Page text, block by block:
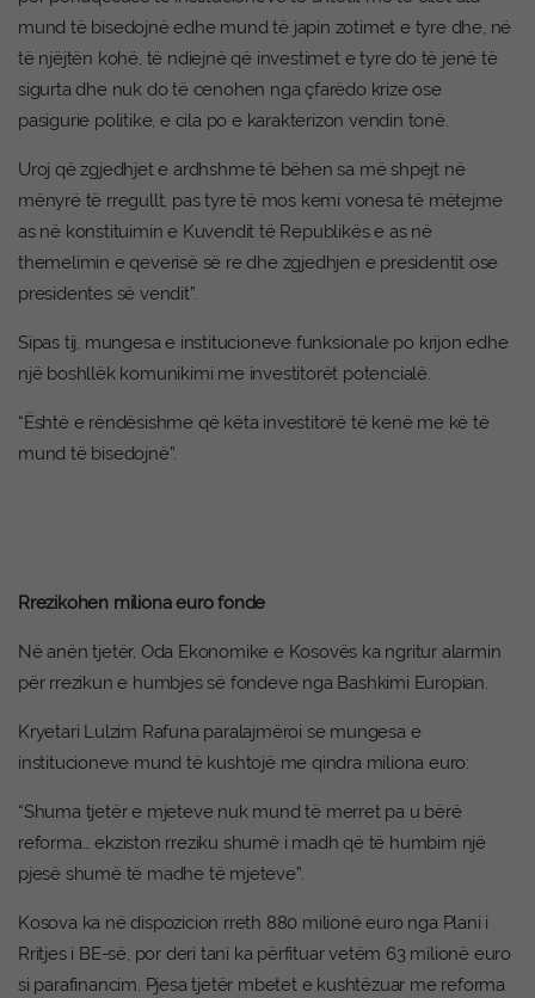
mund të bisedojnë edhe mund të japin zotimet e tyre dhe, në
të njëjtën kohë, të ndiejnë që investimet e tyre do të jenë të
sigurta dhe nuk do të cenohen nga çfarëdo krize ose
pasigurie politike, e cila po e karakterizon vendin tonë.
Uroj që zgjedhjet e ardhshme të bëhen sa më shpejt në
mënyrë të rregullt, pas tyre të mos kemi vonesa të mëtejme
as në konstituimin e Kuvendit të Republikës e as në
themelimin e qeverisë së re dhe zgjedhjen e presidentit ose
presidentes së vendit”.
Sipas tij, mungesa e institucioneve funksionale po krijon edhe
një boshllëk komunikimi me investitorët potencialë.
“Është e rëndësishme që këta investitorë të kenë me kë të
mund të bisedojnë”.
Rrezikohen miliona euro fonde
Në anën tjetër, Oda Ekonomike e Kosovës ka ngritur alarmin
për rrezikun e humbjes së fondeve nga Bashkimi Europian.
Kryetari Lulzim Rafuna paralajmëroi se mungesa e
institucioneve mund të kushtojë me qindra miliona euro:
“Shuma tjetër e mjeteve nuk mund të merret pa u bërë
reforma… ekziston rreziku shumë i madh që të humbim një
pjesë shumë të madhe të mjeteve”.
Kosova ka në dispozicion rreth 880 milionë euro nga Plani i
Rritjes i BE-së, por deri tani ka përfituar vetëm 63 milionë euro
si parafinancim. Pjesa tjetër mbetet e kushtëzuar me reforma